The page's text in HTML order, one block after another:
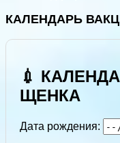
КАЛЕНДАРЬ
💉
ЩЕНКА
Дата рождения: